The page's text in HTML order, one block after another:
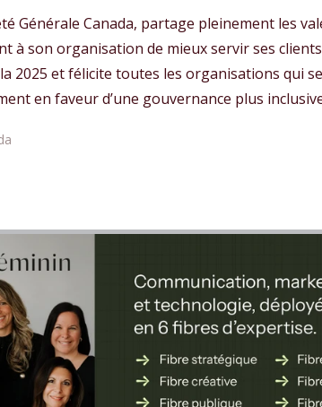
Générale Canada, partage pleinement les
à son organisation de mieux servir ses
2025 et félicite toutes les organisations qui
en faveur d’une gouvernance plus